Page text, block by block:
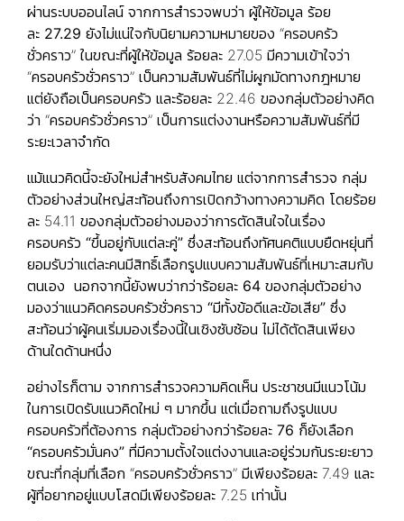
ผ่านระบบออนไลน์ จากการสำรวจพบว่า ผู้ให้ข้อมูล ร้อย
ละ 27.29 ยังไม่แน่ใจกับนิยามความหมายของ “ครอบครัว
ชั่วคราว” ในขณะที่ผู้ให้ข้อมูล ร้อยละ 27.05 มีความเข้าใจว่า
“ครอบครัวชั่วคราว” เป็นความสัมพันธ์ที่ไม่ผูกมัดทางกฎหมาย
แต่ยังถือเป็นครอบครัว และร้อยละ 22.46 ของกลุ่มตัวอย่างคิด
ว่า “ครอบครัวชั่วคราว” เป็นการแต่งงานหรือความสัมพันธ์ที่มี
ระยะเวลาจำกัด
แม้แนวคิดนี้จะยังใหม่สำหรับสังคมไทย แต่จากการสำรวจ กลุ่ม
ตัวอย่างส่วนใหญ่สะท้อนถึงการเปิดกว้างทางความคิด โดยร้อย
ละ 54.11 ของกลุ่มตัวอย่างมองว่าการตัดสินใจในเรื่อง
ครอบครัว “ขึ้นอยู่กับแต่ละคู่” ซึ่งสะท้อนถึงทัศนคติแบบยืดหยุ่นที่
ยอมรับว่าแต่ละคนมีสิทธิ์เลือกรูปแบบความสัมพันธ์ที่เหมาะสมกับ
ตนเอง นอกจากนี้ยังพบว่ากว่าร้อยละ 64 ของกลุ่มตัวอย่าง
มองว่าแนวคิดครอบครัวชั่วคราว “มีทั้งข้อดีและข้อเสีย” ซึ่ง
สะท้อนว่าผู้คนเริ่มมองเรื่องนี้ในเชิงซับซ้อน ไม่ได้ตัดสินเพียง
ด้านใดด้านหนึ่ง
อย่างไรก็ตาม จากการสำรวจความคิดเห็น ประชาชนมีแนวโน้ม
ในการเปิดรับแนวคิดใหม่ ๆ มากขึ้น แต่เมื่อถามถึงรูปแบบ
ครอบครัวที่ต้องการ กลุ่มตัวอย่างกว่าร้อยละ 76 ก็ยังเลือก
“ครอบครัวมั่นคง” ที่มีความตั้งใจแต่งงานและอยู่ร่วมกันระยะยาว
ขณะที่กลุ่มที่เลือก “ครอบครัวชั่วคราว” มีเพียงร้อยละ 7.49 และ
ผู้ที่อยากอยู่แบบโสดมีเพียงร้อยละ 7.25 เท่านั้น